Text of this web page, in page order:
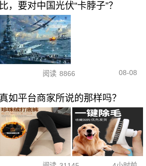
，要对中国光伏“卡脖子”？
阅读 8866 08-08
如平台商家所说的那样吗？